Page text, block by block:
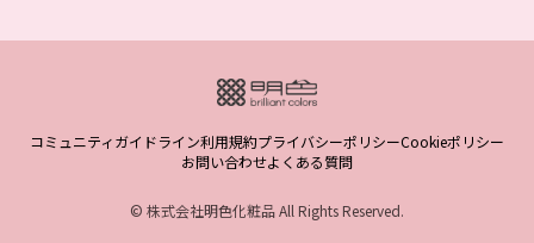
コミュニティガイドライン利用規約プライバシーポリシーCookieポリシー
お問い合わせよくある質問
© 株式会社明色化粧品 All Rights Reserved.